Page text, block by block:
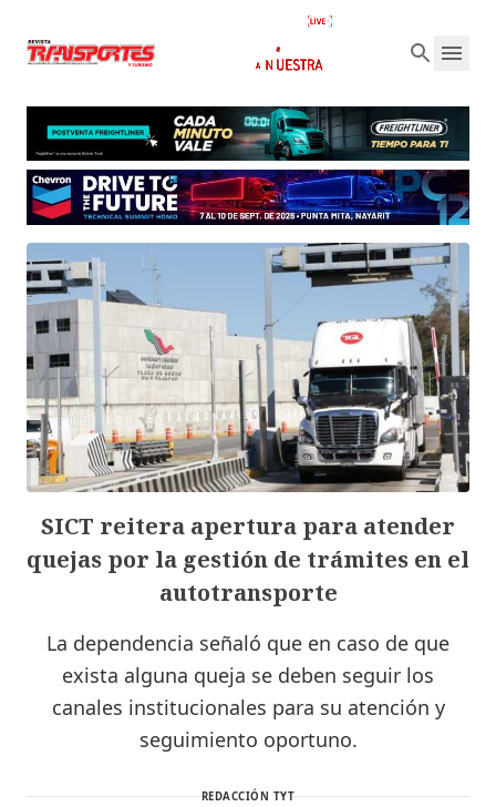
SICT reitera apertura para atender
quejas por la gestión de trámites en el
autotransporte
La dependencia señaló que en caso de que
exista alguna queja se deben seguir los
canales institucionales para su atención y
seguimiento oportuno.
REDACCIÓN TYT